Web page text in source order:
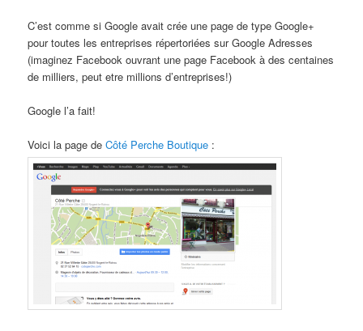
C’est comme si Google avait crée une page de type Google+
pour toutes les entreprises répertoriées sur Google Adresses
(imaginez Facebook ouvrant une page Facebook à des centaines
de milliers, peut etre millions d’entreprises!)
Google l’a fait!
Voici la page deCôté Perche Boutique :